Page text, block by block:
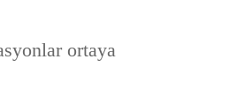
ortaya